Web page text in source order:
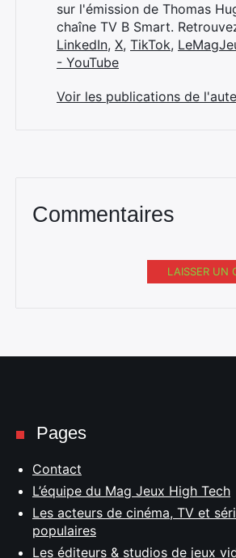
sur l'émission de Thomas
chaîne TV B Smart.
LinkedIn, X, TikTok,
- YouTube
Voir les publications de
Commentaires
LAISSER UN
Pages
Contact
L’équipe du Mag Jeux High Tech
Les acteurs de cinéma, TV et
populaires
Les éditeurs & studios de jeux